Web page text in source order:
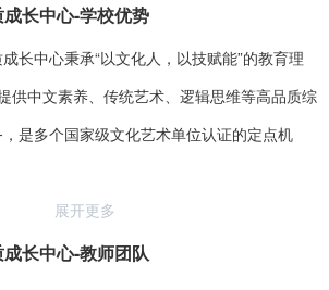
长中心-学校优势
中心秉承“以文化人，以技赋能”的教育理
供中文素养、传统艺术、逻辑思维等高品质综
是多个国家级文化艺术单位认证的定点机
展开更多
长中心-教师团队